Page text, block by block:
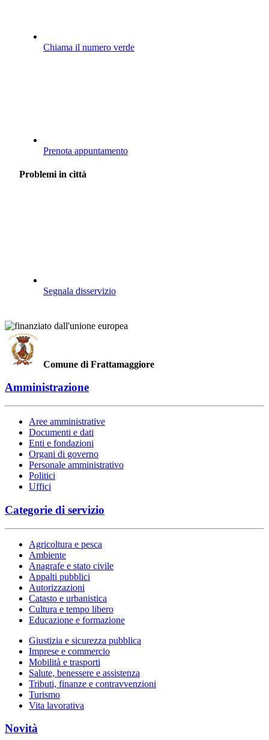
Chiama il numero verde
Prenota appuntamento
Problemi in città
Segnala disservizio
Comune di Frattamaggiore
Amministrazione
Aree amministrative
Documenti e dati
Enti e fondazioni
Organi di governo
Personale amministrativo
Politici
Uffici
Categorie di servizio
Agricoltura e pesca
Ambiente
Anagrafe e stato civile
Appalti pubblici
Autorizzazioni
Catasto e urbanistica
Cultura e tempo libero
Educazione e formazione
Giustizia e sicurezza pubblica
Imprese e commercio
Mobilità e trasporti
Salute, benessere e assistenza
Tributi, finanze e contravvenzioni
Turismo
Vita lavorativa
Novità